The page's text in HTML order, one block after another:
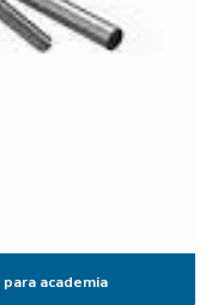
academia